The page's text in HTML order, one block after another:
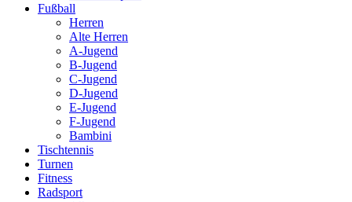
Fußball
Herren
Alte Herren
A-Jugend
B-Jugend
C-Jugend
D-Jugend
E-Jugend
F-Jugend
Bambini
Tischtennis
Turnen
Fitness
Radsport